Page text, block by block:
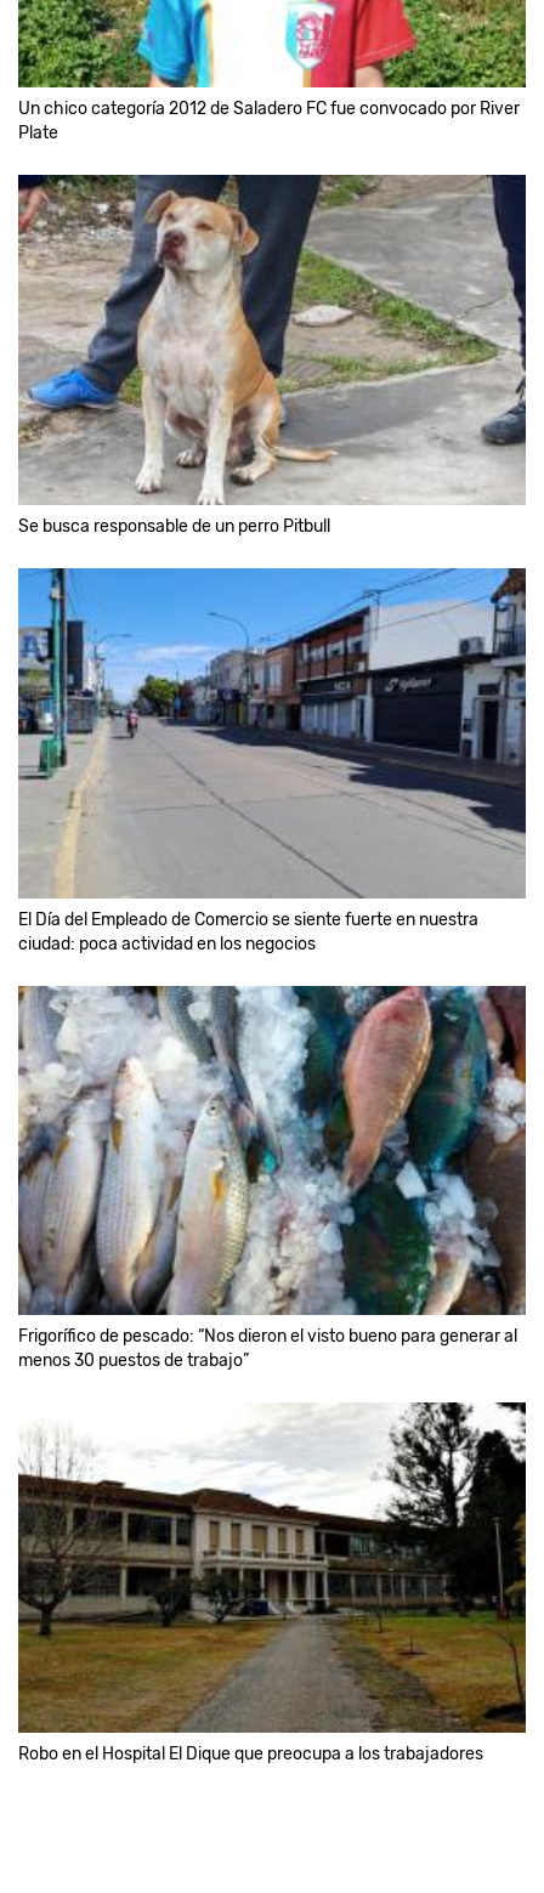
Un chico categoría 2012 de Saladero FC fue convocado por River
Plate
Se busca responsable de un perro Pitbull
El Día del Empleado de Comercio se siente fuerte en nuestra
ciudad: poca actividad en los negocios
Frigorífico de pescado: “Nos dieron el visto bueno para generar al
menos 30 puestos de trabajo”
Robo en el Hospital El Dique que preocupa a los trabajadores